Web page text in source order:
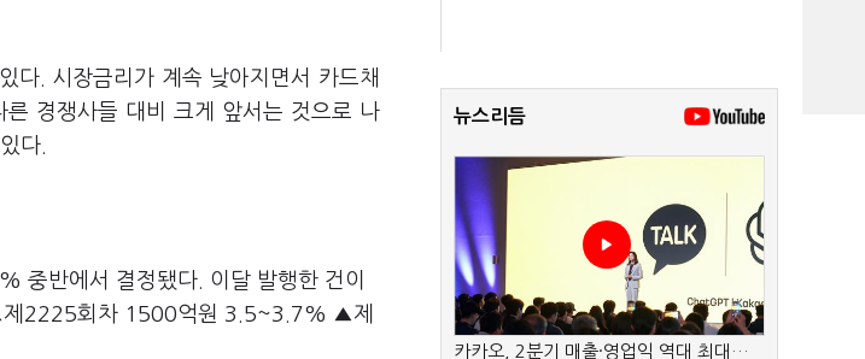
다. 시장금리가 계속 낮아지면서 카드채
경쟁사들 대비 크게 앞서는 것으로 나
다.
중반에서 결정됐다. 이달 발행한 건이
2225회차 1500억원 3.5~3.7% ▲제
뉴스리듬
카카오, 2분기 매출·영업익 역대 최대…